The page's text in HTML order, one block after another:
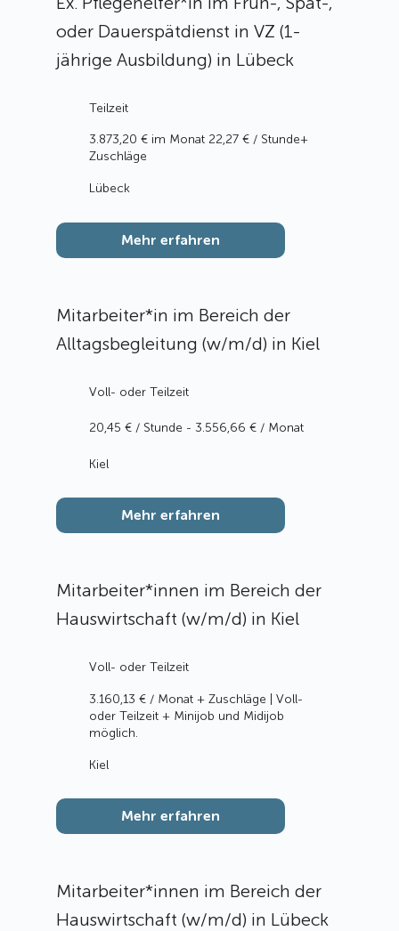
oder Dauerspätdienst in VZ (1-
jährige Ausbildung) in Lübeck
3.873,20 € im Monat 22,27 € / Stunde+
Zuschläge
Lübeck
Teilzeit
Mehr erfahren
Mitarbeiter*in im Bereich der
Alltagsbegleitung (w/m/d) in Kiel
20,45 € / Stunde - 3.556,66 € / Monat
Kiel
Voll- oder Teilzeit
Mehr erfahren
Mitarbeiter*innen im Bereich der
Hauswirtschaft (w/m/d) in Kiel
3.160,13 € / Monat + Zuschläge | Voll-
oder Teilzeit + Minijob und Midijob
möglich.
Kiel
Voll- oder Teilzeit
Mehr erfahren
Mitarbeiter*innen im Bereich der
Hauswirtschaft (w/m/d) in Lübeck